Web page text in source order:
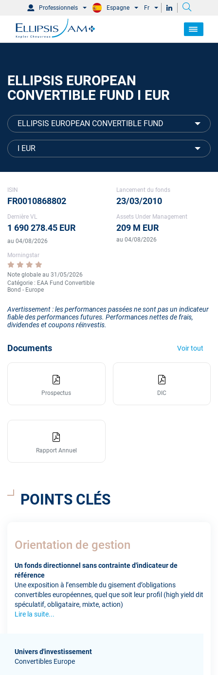
Professionnels Espagne Fr
ELLIPSIS EUROPEAN
CONVERTIBLE FUND I EUR
ELLIPSIS EUROPEAN CONVERTIBLE FUND
I EUR
ISIN
FR0010868802
Lancement du fonds
23/03/2010
Dernière VL
1 690 278.45 EUR
au 04/08/2026
Assets Under Management
209 M EUR
au 04/08/2026
Morningstar
Note globale au 31/05/2026
Catégorie : EAA Fund Convertible
Bond - Europe
Avertissement : les performances passées ne sont pas un indicateur
fiable des performances futures. Performances nettes de frais,
dividendes et coupons réinvestis.
Documents Voir tout
Prospectus DIC
Rapport Annuel
POINTS CLÉS
Orientation de gestion
Un fonds directionnel sans contrainte d'indicateur de
référence
Une exposition à l’ensemble du gisement d’obligations
convertibles européennes, quel que soit leur profil (high yield dit
spéculatif, obligataire, mixte, action)
Lire la suite...
Univers d'investissement
Convertibles Europe